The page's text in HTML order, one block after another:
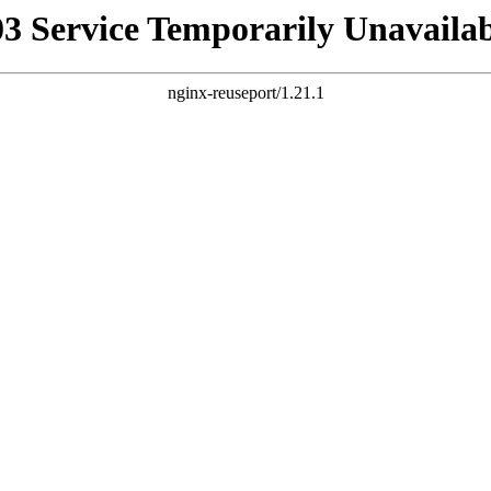
Service Temporarily
nginx-reuseport/1.21.1